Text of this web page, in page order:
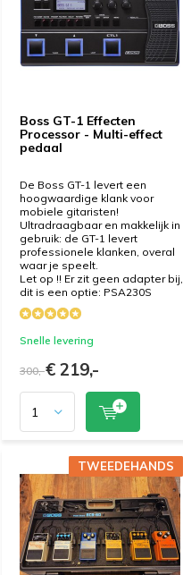
Boss GT-1 Effecten
Processor - Multi-effect
pedaal
De Boss GT-1 levert een
hoogwaardige klank voor
mobiele gitaristen!
Ultradraagbaar en makkelijk in
gebruik: de GT-1 levert
professionele klanken, overal
waar je speelt.
Let op !! Er zit geen adapter bij,
dit is een optie: PSA230S
Snelle levering
300,-€ 219,-
TWEEDEHANDS
TWEEDEHANDS